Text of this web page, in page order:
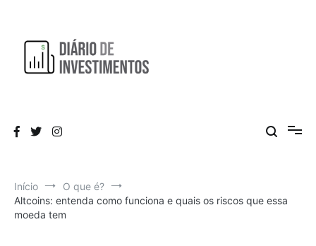
conteúdo
Início
O que é?
Altcoins: entenda como funciona e quais os riscos que essa
moeda tem